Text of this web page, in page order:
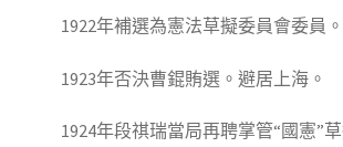
1922年補選為憲法草擬委員會委員。
1923年否決曹錕賄選。避居上海。
1924年段祺瑞當局再聘掌管“國憲”